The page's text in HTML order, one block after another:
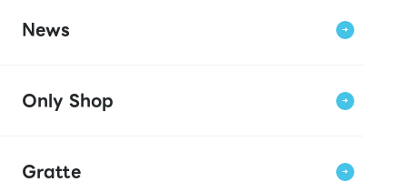
News
Only Shop
Gratte